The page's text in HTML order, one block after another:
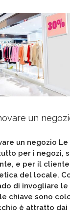
un
un negozio
per i negozi,
e per il
del locale.
di invogliare le
chiave sono
è attratto dai